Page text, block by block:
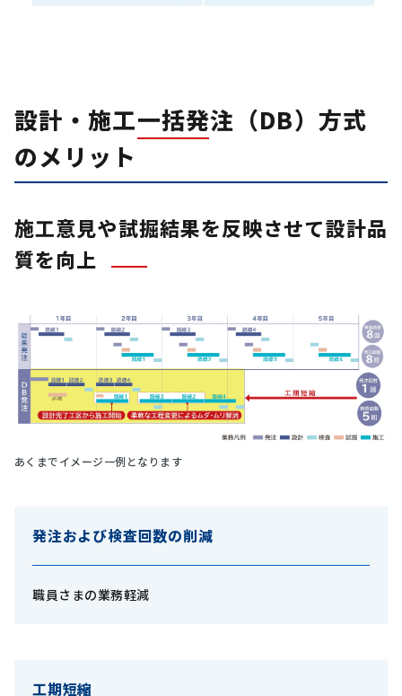
設計・施工一括発注（DB）方式
のメリット
施工意見や試掘結果を反映させて設計品
質を向上
あくまでイメージ一例となります
発注および検査回数の削減
職員さまの業務軽減
工期短縮